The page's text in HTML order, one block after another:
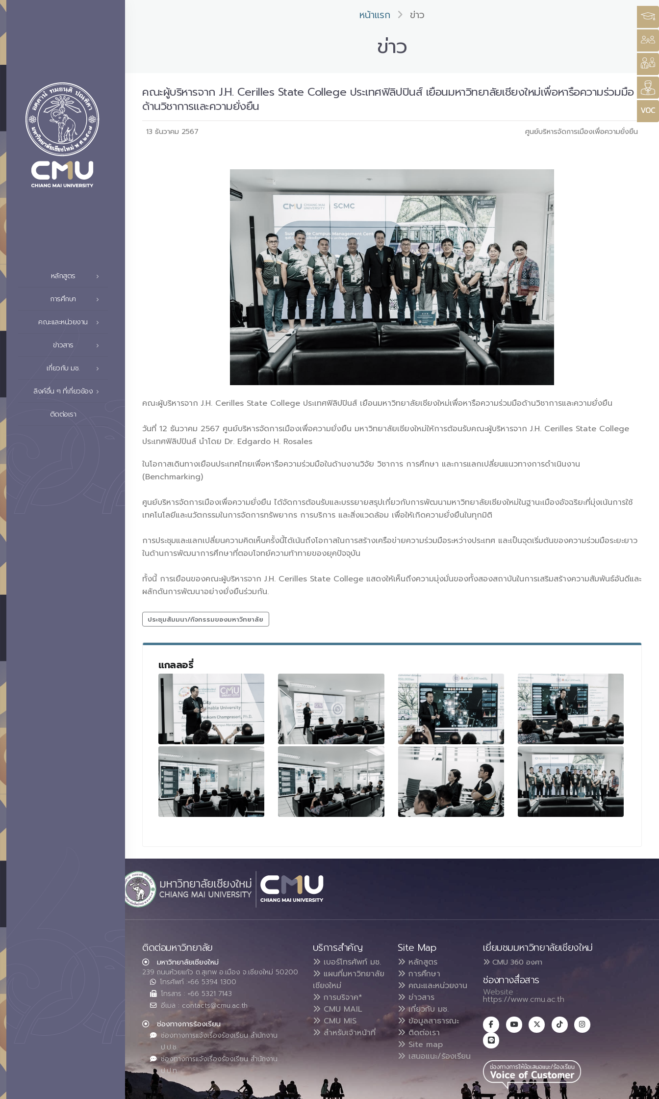
หลักสูตร
การศึกษา
คณะและหน่วยงาน
ข่าวสาร
เกี่ยวกับ มช.
ลิงค์อื่น ๆ ที่เกี่ยวข้อง
ติดต่อเรา
หน้าแรก ข่าว
ข่าว
คณะผู้บริหารจาก J.H. Cerilles State College ประเทศฟิลิปปินส์ เยือนมหาวิทยาลัยเชียงใหม่เพื่อหารือความร่วมมือ
ด้านวิชาการและความยั่งยืน
13 ธันวาคม 2567 ศูนย์บริหารจัดการเมืองเพื่อความยั่งยืน
คณะผู้บริหารจาก J.H. Cerilles State College ประเทศฟิลิปปินส์ เยือนมหาวิทยาลัยเชียงใหม่เพื่อหารือความร่วมมือด้านวิชาการและความยั่งยืน
วันที่ 12 ธันวาคม 2567 ศูนย์บริหารจัดการเมืองเพื่อความยั่งยืน มหาวิทยาลัยเชียงใหม่ให้การต้อนรับคณะผู้บริหารจาก J.H. Cerilles State College
ประเทศฟิลิปปินส์ นำโดย Dr. Edgardo H. Rosales
ในโอกาสเดินทางเยือนประเทศไทยเพื่อหารือความร่วมมือในด้านงานวิจัย วิชาการ การศึกษา และการแลกเปลี่ยนแนวทางการดำเนินงาน
(Benchmarking)
ศูนย์บริหารจัดการเมืองเพื่อความยั่งยืน ได้จัดการต้อนรับและบรรยายสรุปเกี่ยวกับการพัฒนามหาวิทยาลัยเชียงใหม่ในฐานะเมืองอัจฉริยะที่มุ่งเน้นการใช้
เทคโนโลยีและนวัตกรรมในการจัดการทรัพยากร การบริการ และสิ่งแวดล้อม เพื่อให้เกิดความยั่งยืนในทุกมิติ
การประชุมและแลกเปลี่ยนความคิดเห็นครั้งนี้ได้เน้นถึงโอกาสในการสร้างเครือข่ายความร่วมมือระหว่างประเทศ และเป็นจุดเริ่มต้นของความร่วมมือระยะยาว
ในด้านการพัฒนาการศึกษาที่ตอบโจทย์ความท้าทายของยุคปัจจุบัน
ทั้งนี้ การเยือนของคณะผู้บริหารจาก J.H. Cerilles State College แสดงให้เห็นถึงความมุ่งมั่นของทั้งสองสถาบันในการเสริมสร้างความสัมพันธ์อันดีและ
ผลักดันการพัฒนาอย่างยั่งยืนร่วมกัน.
ประชุมสัมมนา/กิจกรรมของมหาวิทยาลัย
แกลลอรี่
ติดต่อมหาวิทยาลัย
มหาวิทยาลัยเชียงใหม่
239 ถนนห้วยแก้ว ต.สุเทพ อ.เมือง จ.เชียงใหม่ 50200
โทรศัพท์ :+66 5394 1300
โทรสาร : +66 5321 7143
อีเมล : contacts@cmu.ac.th
ช่องทางการร้องเรียน
ช่องทางการแจ้งเรื่องร้องเรียน สำนักงาน
ป.ป.ช.
ช่องทางการแจ้งเรื่องร้องเรียน สำนักงาน
ป.ป.ท.
บริการสำคัญ
เบอร์โทรศัพท์ มช.
แผนที่มหาวิทยาลัย
เชียงใหม่
การบริจาค*
CMU MAIL
CMU MIS
สำหรับเจ้าหน้าที่
Site Map
หลักสูตร
การศึกษา
คณะและหน่วยงาน
ข่าวสาร
เกี่ยวกับ มช.
ข้อมูลสาธารณะ
ติดต่อเรา
Site map
เสนอแนะ/ร้องเรียน
เยี่ยมชมมหาวิทยาลัยเชียงใหม่
CMU 360 องศา
ช่องทางสื่อสาร
Website :
https://www.cmu.ac.th